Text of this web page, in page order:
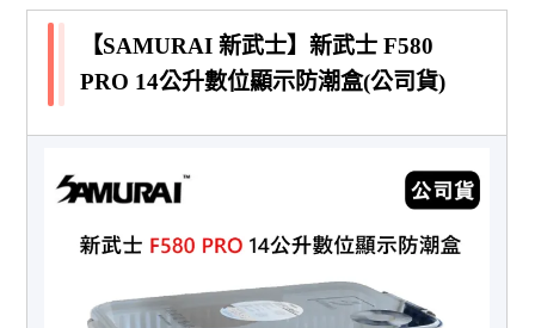
【SAMURAI 新武士】新武士 F580
PRO 14公升數位顯示防潮盒(公司貨)